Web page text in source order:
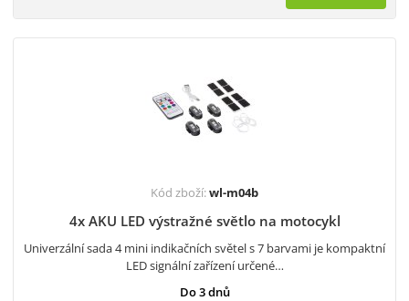
Kód zboží:wl-m04b
4x AKU LED výstražné světlo na motocykl
Univerzální sada 4 mini indikačních světel s 7 barvami je kompaktní
LED signální zařízení určené…
Do 3 dnů